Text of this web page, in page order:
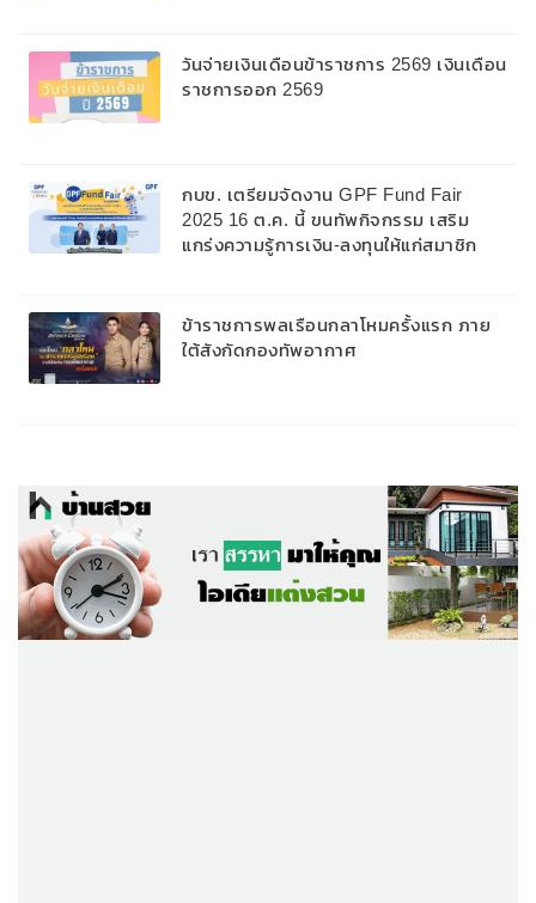
วันจ่ายเงินเดือนข้าราชการ 2569 เงินเดือน
ราชการออก 2569
กบข. เตรียมจัดงาน GPF Fund Fair
2025 16 ต.ค. นี้ ขนทัพกิจกรรม เสริม
แกร่งความรู้การเงิน-ลงทุนให้แก่สมาชิก
ข้าราชการพลเรือนกลาโหมครั้งแรก ภาย
ใต้สังกัดกองทัพอากาศ